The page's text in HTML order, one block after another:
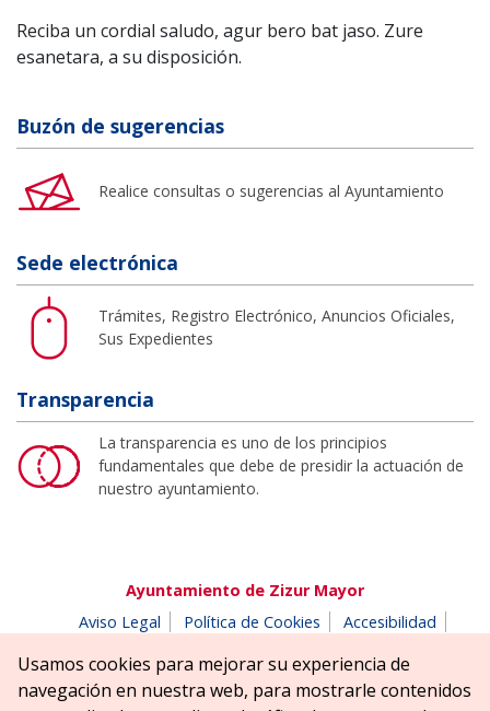
Reciba un cordial saludo, agur bero bat jaso. Zure
esanetara, a su disposición.
Buzón de sugerencias
Realice consultas o sugerencias al Ayuntamiento
Sede electrónica
Trámites, Registro Electrónico, Anuncios Oficiales,
Sus Expedientes
Transparencia
La transparencia es uno de los principios
fundamentales que debe de presidir la actuación de
nuestro ayuntamiento.
Ayuntamiento de Zizur Mayor
Aviso Legal
Política de Cookies
Accesibilidad
Parque Erreniega parkea, s/n | 31180 Zizur Mayor-Zizur
Nagusia (NAVARRA-NAFARROA)
Usamos cookies para mejorar su experiencia de
navegación en nuestra web, para mostrarle contenidos